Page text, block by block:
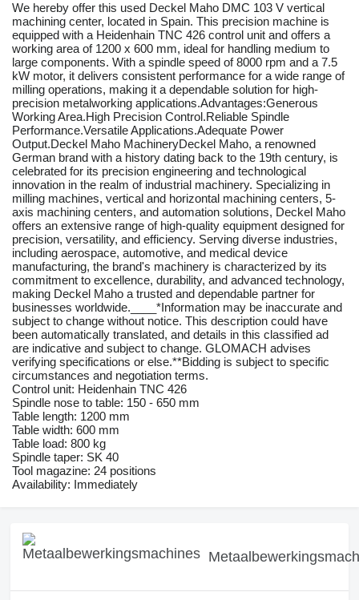
We hereby offer this used Deckel Maho DMC 103 V vertical
machining center, located in Spain. This precision machine is
equipped with a Heidenhain TNC 426 control unit and offers a
working area of 1200 x 600 mm, ideal for handling medium to
large components. With a spindle speed of 8000 rpm and a 7.5
kW motor, it delivers consistent performance for a wide range of
milling operations, making it a dependable solution for high-
precision metalworking applications.Advantages:Generous
Working Area.High Precision Control.Reliable Spindle
Performance.Versatile Applications.Adequate Power
Output.Deckel Maho MachineryDeckel Maho, a renowned
German brand with a history dating back to the 19th century, is
celebrated for its precision engineering and technological
innovation in the realm of industrial machinery. Specializing in
milling machines, vertical and horizontal machining centers, 5-
axis machining centers, and automation solutions, Deckel Maho
offers an extensive range of high-quality equipment designed for
precision, versatility, and efficiency. Serving diverse industries,
including aerospace, automotive, and medical device
manufacturing, the brand's machinery is characterized by its
commitment to excellence, durability, and advanced technology,
making Deckel Maho a trusted and dependable partner for
businesses worldwide.____*Information may be inaccurate and
subject to change without notice. This description could have
been automatically translated, and details in this classified ad
are indicative and subject to change. GLOMACH advises
verifying specifications or else.**Bidding is subject to specific
circumstances and negotiation terms.
Control unit: Heidenhain TNC 426
Spindle nose to table: 150 - 650 mm
Table length: 1200 mm
Table width: 600 mm
Table load: 800 kg
Spindle taper: SK 40
Tool magazine: 24 positions
Availability: Immediately